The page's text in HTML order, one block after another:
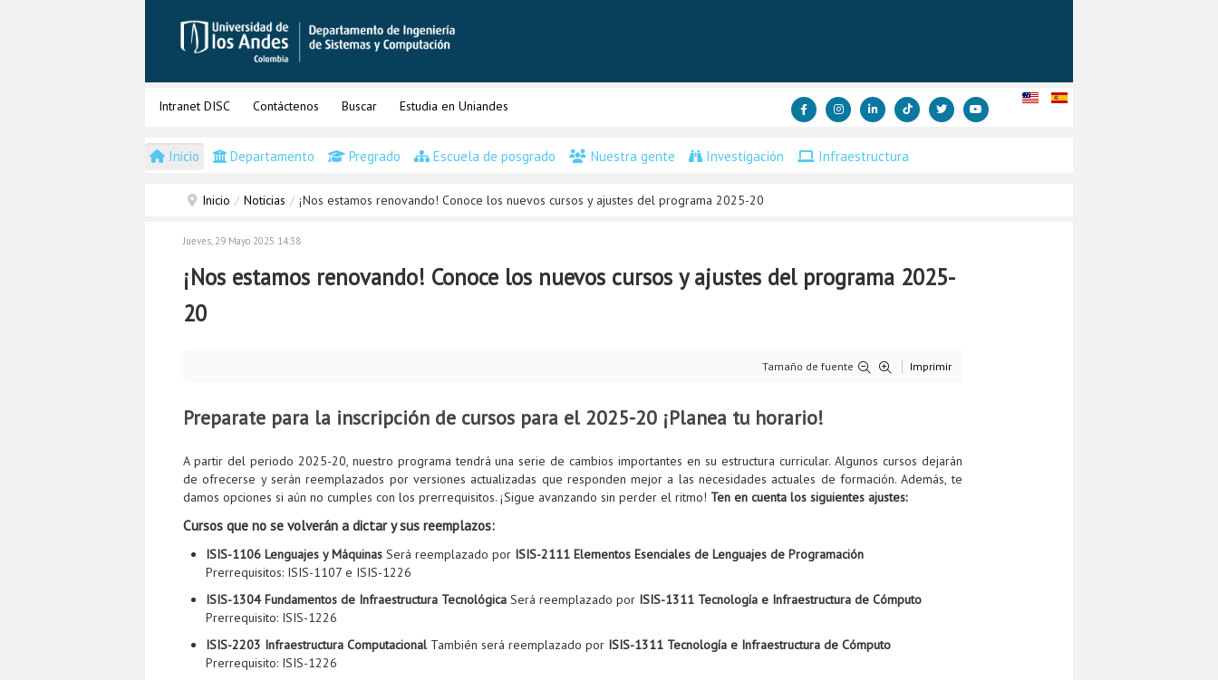
Intranet DISC Contáctenos Buscar Estudia en Uniandes
Inicio Departamento Pregrado Escuela de posgrado Nuestra gente Investigación Infraestructura
Inicio / Noticias / ¡Nos estamos renovando! Conoce los nuevos cursos y ajustes del programa 2025-20
Jueves, 29 Mayo 2025 14:38
¡Nos estamos renovando! Conoce los nuevos cursos y ajustes del programa 2025-
20
Tamaño de fuente Imprimir
Preparate para la inscripción de cursos para el 2025-20 ¡Planea tu horario!
A partir del periodo 2025-20, nuestro programa tendrá una serie de cambios importantes en su estructura curricular. Algunos cursos dejarán
de ofrecerse y serán reemplazados por versiones actualizadas que responden mejor a las necesidades actuales de formación. Además, te
damos opciones si aún no cumples con los prerrequisitos. ¡Sigue avanzando sin perder el ritmo! Ten en cuenta los siguientes ajustes:
Cursos que no se volverán a dictar y sus reemplazos:
ISIS-1106 Lenguajes y Máquinas Será reemplazado por ISIS-2111 Elementos Esenciales de Lenguajes de Programación
Prerrequisitos: ISIS-1107 e ISIS-1226
ISIS-1304 Fundamentos de Infraestructura Tecnológica Será reemplazado por ISIS-1311 Tecnología e Infraestructura de Cómputo
Prerrequisito: ISIS-1226
ISIS-2203 Infraestructura ComputacionalTambién será reemplazado por ISIS-1311 Tecnología e Infraestructura de Cómputo
Prerrequisito: ISIS-1226